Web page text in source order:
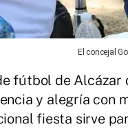
El concejal
fútbol de Alcázar
y alegría con
fiesta sirve